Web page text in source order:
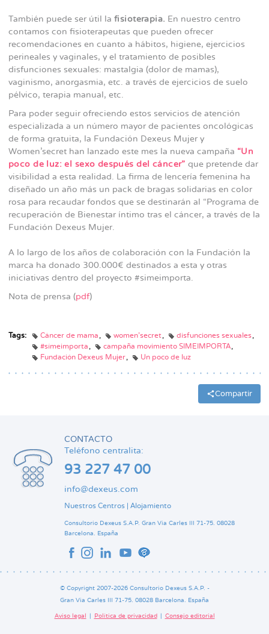
También puede ser útil la fisioterapia. En nuestro centro
contamos con fisioterapeutas que pueden ofrecer
recomendaciones en cuanto a hábitos, higiene, ejercicios
perineales y vaginales, y el tratamiento de posibles
disfunciones sexuales: mastalgia (dolor de mamas),
vaginismo, anorgasmia, etc. a través de ejercicios de suelo
pélvico, terapia manual, etc.
Para poder seguir ofreciendo estos servicios de atención
especializada a un número mayor de pacientes oncológicas
de forma gratuita, la Fundación Dexeus Mujer y
Women’secret han lanzado este mes la nueva campaña “Un
poco de luz: el sexo después del cáncer” que pretende dar
visibilidad a esta realidad. La firma de lencería femenina ha
diseñado un año más un pack de bragas solidarias en color
rosa para recaudar fondos que se destinarán al “Programa de
recuperación de Bienestar íntimo tras el cáncer, a través de la
Fundación Dexeus Mujer.
A lo largo de los años de colaboración con la Fundación la
marca ha donado 300.000€ destinados a esta y otras
iniciativas dentro del proyecto #simeimporta.
Nota de prensa (pdf)
Tags: Cáncer de mama women'secret
disfunciones sexuales
#símeimporta
campaña movimiento SIMEIMPORTA
Fundación Dexeus Mujer
Un poco de luz
Compartir
CONTACTO
Teléfono centralita:
93 227 47 00
info@dexeus.com
Nuestros Centros | Alojamiento
Consultorio Dexeus S.A.P. Gran Via Carles III 71-75. 08028
Barcelona. España
© Copyright 2007-2026 Consultorio Dexeus S.A.P. -
Gran Via Carles III 71-75. 08028 Barcelona. España
Aviso legal Política de privacidad Consejo editorial